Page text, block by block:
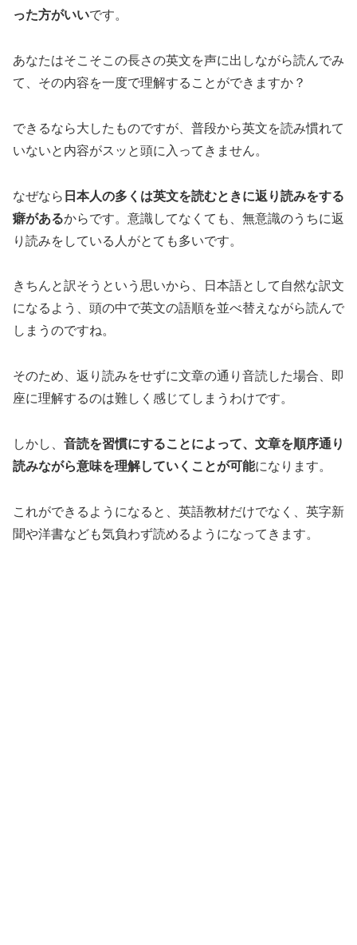
った方がいいです。
あなたはそこそこの長さの英文を声に出しながら読んでみ
て、その内容を一度で理解することができますか？
できるなら大したものですが、普段から英文を読み慣れて
いないと内容がスッと頭に入ってきません。
なぜなら 日本人の多くは英文を読むときに返り読みをする
癖があるからです。意識してなくても、無意識のうちに返
り読みをしている人がとても多いです。
きちんと訳そうという思いから、日本語として自然な訳文
になるよう、頭の中で英文の語順を並べ替えながら読んで
しまうのですね。
そのため、返り読みをせずに文章の通り音読した場合、即
座に理解するのは難しく感じてしまうわけです。
しかし、 音読を習慣にすることによって、文章を順序通り
読みながら意味を理解していくことが可能になります。
これができるようになると、 英語教材だけでなく、英字新
聞や洋書なども気負わず読めるようになってきます。